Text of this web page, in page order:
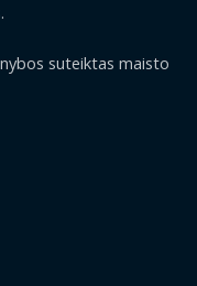
suteiktas maisto